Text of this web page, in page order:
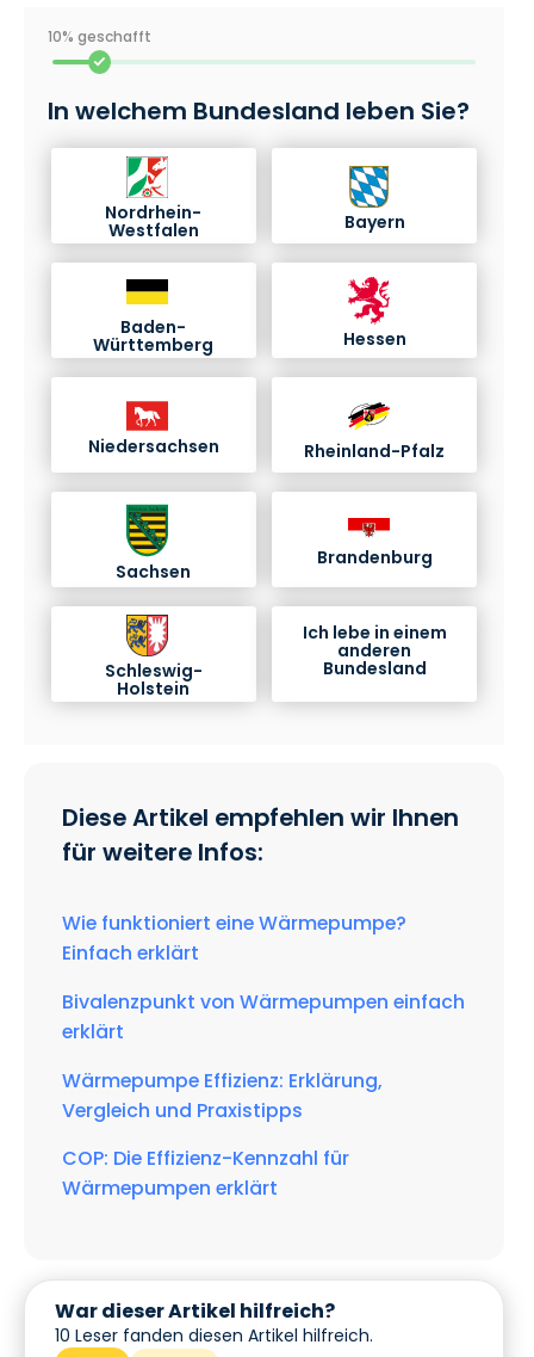
10% geschafft
In welchem Bundesland leben Sie?
Nordrhein-
Westfalen Bayern
Baden-
Württemberg Hessen
Niedersachsen Rheinland-Pfalz
Sachsen
Brandenburg
Schleswig-
Holstein
Ich lebe in einem
anderen
Bundesland
Diese Artikel empfehlen wir Ihnen
für weitere Infos:
Wie funktioniert eine Wärmepumpe?
Einfach erklärt
Bivalenzpunkt von Wärmepumpen einfach
erklärt
Wärmepumpe Effizienz: Erklärung,
Vergleich und Praxistipps
COP: Die Effizienz-Kennzahl für
Wärmepumpen erklärt
War dieser Artikel hilfreich?
10 Leser fanden diesen Artikel hilfreich.